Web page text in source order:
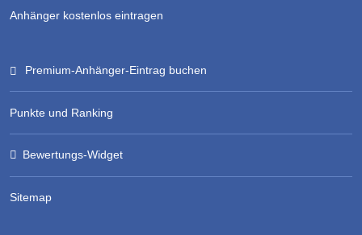
Anhänger kostenlos eintragen
Premium-Anhänger-Eintrag buchen
Punkte und Ranking
Bewertungs-Widget
Sitemap